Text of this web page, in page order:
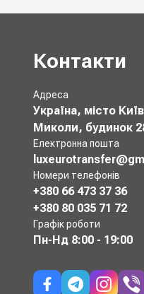
Контакти
Адреса
Україна, місто
Миколи, будинок
Електронна пошта
Номери телефонів
+380 66 473 37 36
+380 80 035 71 72
Графік роботи
Пн-Нд 8:00 - 19:00